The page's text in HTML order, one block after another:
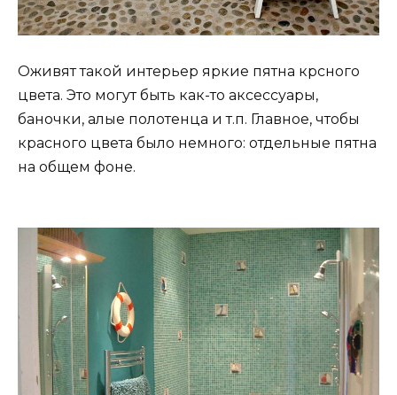
Оживят такой интерьер яркие пятна крсного
цвета. Это могут быть как-то аксессуары,
баночки, алые полотенца и т.п. Главное, чтобы
красного цвета было немного: отдельные пятна
на общем фоне.